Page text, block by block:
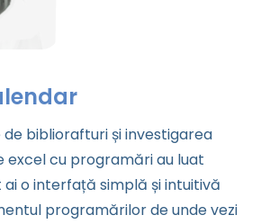
bibliorafturi și investigarea
excel cu programări au luat
ai o interfață simplă și intuitivă
programărilor de unde vezi